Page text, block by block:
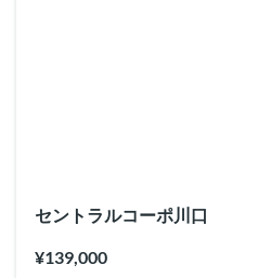
セントラルコーポ川口
¥139,000